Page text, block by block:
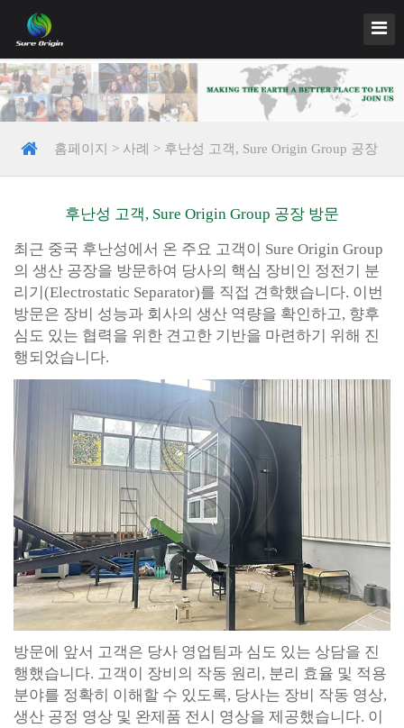
홈페이지 > 사례 > 후난성 고객, Sure Origin Group 공장
후난성 고객, Sure Origin Group 공장 방문
최근 중국 후난성에서 온 주요 고객이 Sure Origin Group
의 생산 공장을 방문하여 당사의 핵심 장비인 정전기 분
리기(Electrostatic Separator)를 직접 견학했습니다. 이번
방문은 장비 성능과 회사의 생산 역량을 확인하고, 향후
심도 있는 협력을 위한 견고한 기반을 마련하기 위해 진
행되었습니다.
방문에 앞서 고객은 당사 영업팀과 심도 있는 상담을 진
행했습니다. 고객이 장비의 작동 원리, 분리 효율 및 적용
분야를 정확히 이해할 수 있도록, 당사는 장비 작동 영상,
생산 공정 영상 및 완제품 전시 영상을 제공했습니다. 이